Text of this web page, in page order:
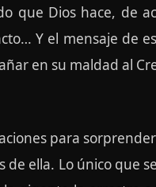
que Dios hace, de
Y el mensaje de
en su maldad al
para
ella. Lo único que